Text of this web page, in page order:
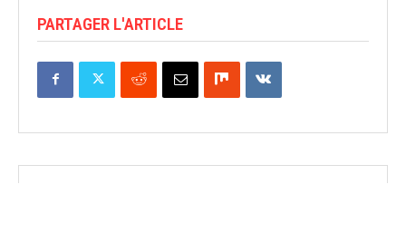
PARTAGER L'ARTICLE